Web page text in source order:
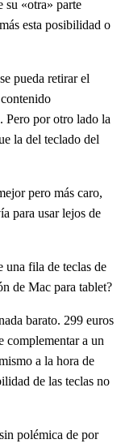
su «otra» parte
esta posibilidad o
pueda retirar el
Pero por otro lado la
la del teclado del
pero más caro,
para usar lejos de
una fila de teclas de
de Mac para tablet?
barato. 299 euros
complementar a un
a la hora de
de las teclas no
polémica de por